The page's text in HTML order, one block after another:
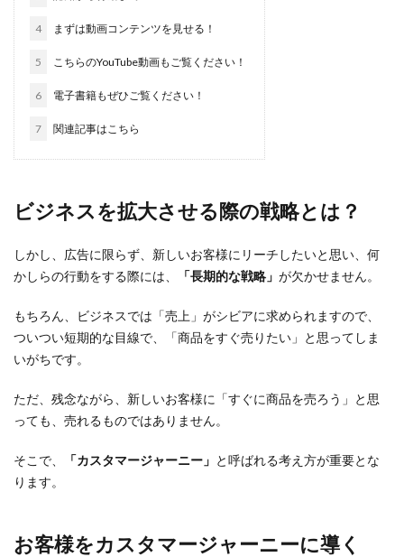
4 まずは動画コンテンツを見せる！
5 こちらのYouTube動画もご覧ください！
6 電子書籍もぜひご覧ください！
7 関連記事はこちら
ビジネスを拡大させる際の戦略とは？
しかし、広告に限らず、新しいお客様にリーチしたいと思い、何
かしらの行動をする際には、
「長期的な戦略」 が欠かせません。
もちろん、ビジネスでは「売上」がシビアに求められますので、
ついつい短期的な目線で、「商品をすぐ売りたい」と思ってしま
いがちです。
ただ、残念ながら、新しいお客様に「すぐに商品を売ろう」と思
っても、売れるものではありません。
そこで、 「カスタマージャーニー」 と呼ばれる考え方が重要とな
ります。
お客様をカスタマージャーニーに導く